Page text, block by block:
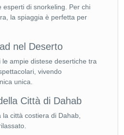
esperti di snorkeling. Per chi
la spiaggia è perfetta per
nel Deserto
ampie distese desertiche tra
vivendo
unica.
Città di Dahab
la città costiera di Dahab,